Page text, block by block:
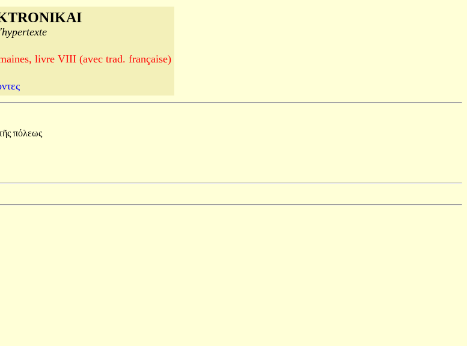
livre VIII (avec trad. française)
πόλεως